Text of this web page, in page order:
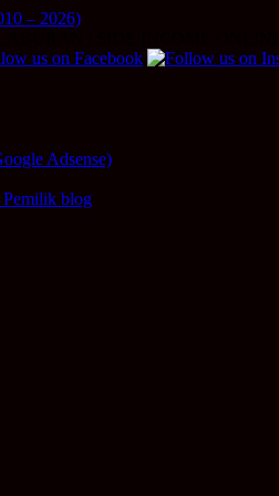
– 2026)
Adsense)
Pemilik blog